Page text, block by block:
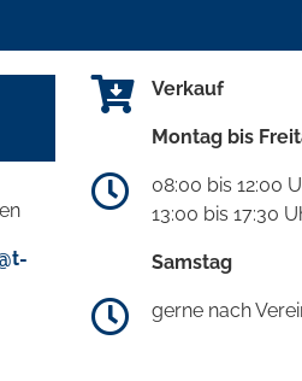
Verkauf
Montag bis
08:00 bis 12:00
13:00 bis 17:30
Samstag
gerne nach